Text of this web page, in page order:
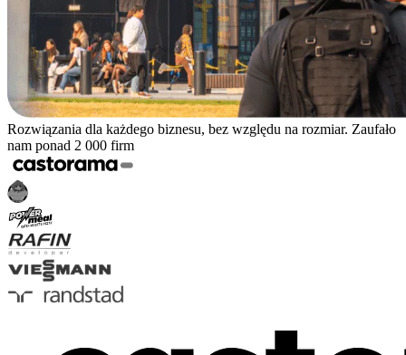
Rozwiązania dla każdego biznesu, bez względu na rozmiar. Zaufało
nam ponad 2 000 firm